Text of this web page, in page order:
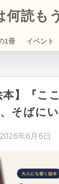
何読も
1冊 イベント
】『こ
そばに
2026年6月6日